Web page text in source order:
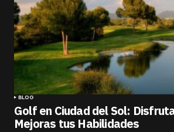
BLOG
Golf en Ciudad del Sol:
Mejoras tus Habilidades